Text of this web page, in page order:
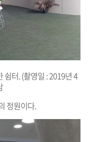
쉼터. (촬영일 : 2019년 4
정원이다.